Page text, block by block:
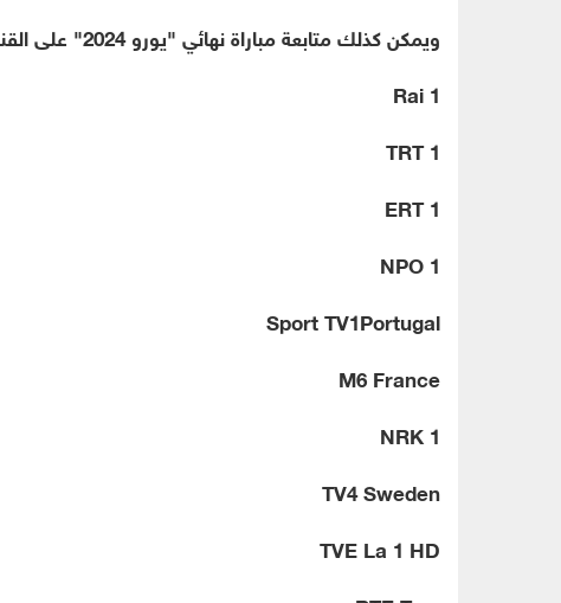
ويمكن كذلك متابعة مباراة نهائي "يورو 2024" على القنوات التالية حول العالم:
Rai 1
TRT 1
ERT 1
NPO 1
Sport TV1Portugal
M6 France
NRK 1
TV4 Sweden
TVE La 1 HD